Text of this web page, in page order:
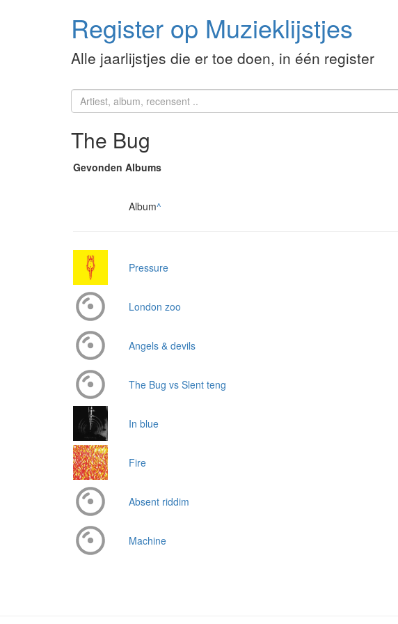
Register op Muzieklijstjes
Alle jaarlijstjes die er toe doen, in één register
The Bug
Gevonden Albums
Album^
Pressure
London zoo
Angels & devils
The Bug vs Slent teng
In blue
Fire
Absent riddim
Machine